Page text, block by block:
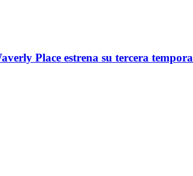
Place estrena su tercera